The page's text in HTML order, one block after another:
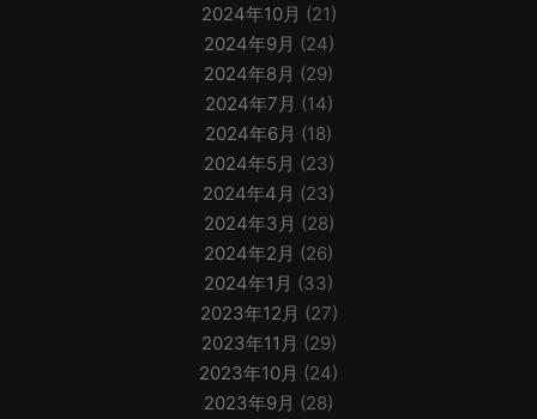
2024年10月 (21)
2024年9月 (24)
2024年8月 (29)
2024年7月 (14)
2024年6月 (18)
2024年5月 (23)
2024年4月 (23)
2024年3月 (28)
2024年2月 (26)
2024年1月 (33)
2023年12月 (27)
2023年11月 (29)
2023年10月 (24)
2023年9月 (28)